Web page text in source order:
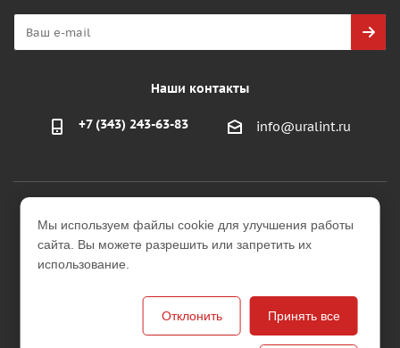
Наши контакты
+7 (343) 243-63-83 info@uralint.ru
2026 © ООО "УралИнтерьер"
Интернет-магазин строительных и отделочных
Версия для печати
Мы используем файлы cookie для улучшения работы
сайта. Вы можете разрешить или запретить их
использование.
Отклонить Принять все